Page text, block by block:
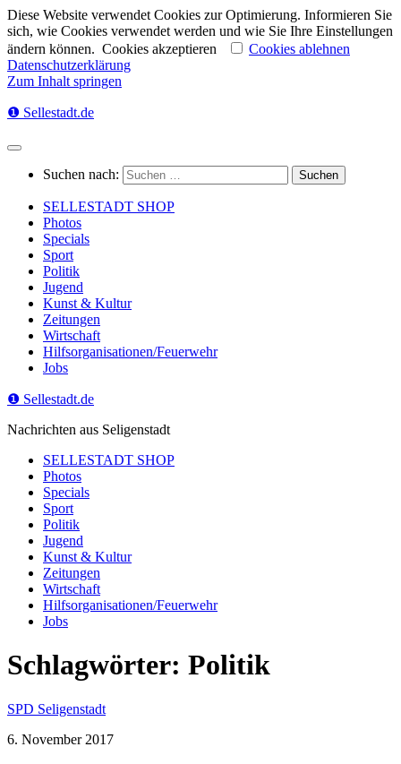
Diese Website verwendet Cookies zur Optimierung. Informieren Sie
sich, wie Cookies verwendet werden und wie Sie Ihre Einstellungen
ändern können. Cookies akzeptieren
Cookies ablehnen
Datenschutzerklärung
Zum Inhalt springen
❶ Sellestadt.de
Suchen nach:
SELLESTADT SHOP
Photos
Specials
Sport
Politik
Jugend
Kunst & Kultur
Zeitungen
Wirtschaft
Hilfsorganisationen/Feuerwehr
Jobs
❶ Sellestadt.de
Nachrichten aus Seligenstadt
SELLESTADT SHOP
Photos
Specials
Sport
Politik
Jugend
Kunst & Kultur
Zeitungen
Wirtschaft
Hilfsorganisationen/Feuerwehr
Jobs
Schlagwörter: Politik
SPD Seligenstadt
6. November 2017